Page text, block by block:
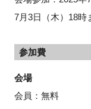
7月3日（木）18時
参加費
会場
会員：無料